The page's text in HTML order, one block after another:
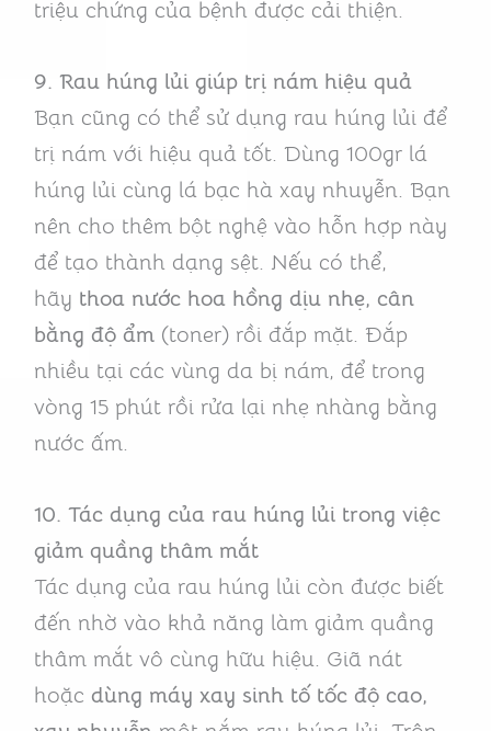
triệu chứng của bệnh được cải thiện.
9. Rau húng lủi giúp trị nám hiệu quả
Bạn cũng có thể sử dụng rau húng lủi để
trị nám với hiệu quả tốt. Dùng 100gr lá
húng lủi cùng lá bạc hà xay nhuyễn. Bạn
nên cho thêm bột nghệ vào hỗn hợp này
để tạo thành dạng sệt. Nếu có thể,
hãy thoa nước hoa hồng dịu nhẹ, cân
bằng độ ẩm(toner) rồi đắp mặt. Đắp
nhiều tại các vùng da bị nám, để trong
vòng 15 phút rồi rửa lại nhẹ nhàng bằng
nước ấm.
10. Tác dụng của rau húng lủi trong việc
giảm quầng thâm mắt
Tác dụng của rau húng lủi còn được biết
đến nhờ vào khả năng làm giảm quầng
thâm mắt vô cùng hữu hiệu. Giã nát
hoặc dùng máy xay sinh tố tốc độ cao,